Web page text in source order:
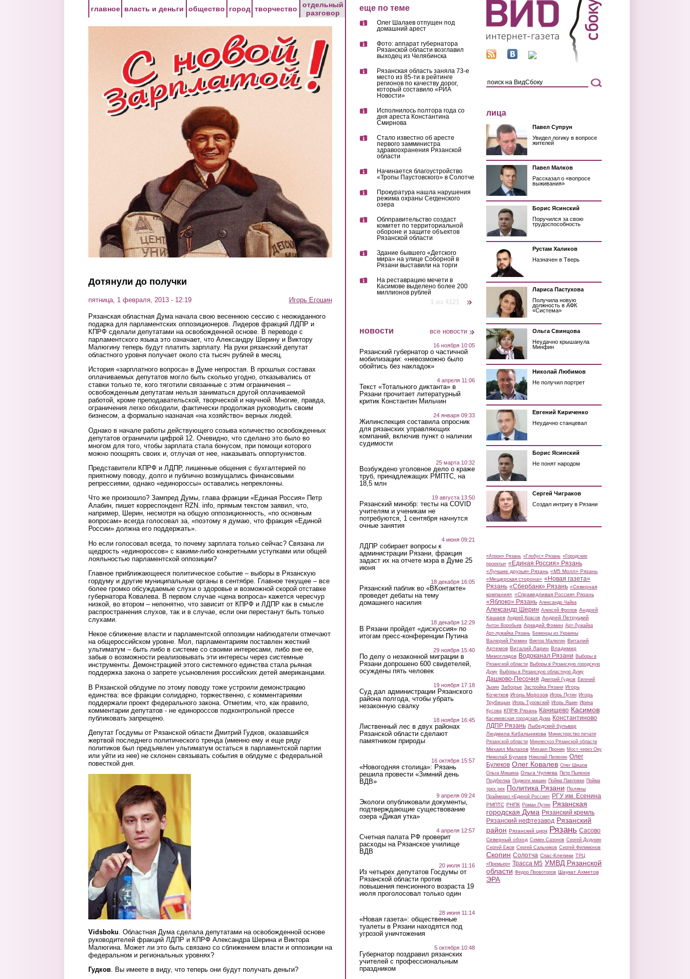
главное власть и деньги общество город творчество
отдельный
разговор
Дотянули до получки
пятница, 1 февраля, 2013 - 12:19 Игорь Егошин
Рязанская областная Дума начала свою весеннюю сессию с неожиданного
подарка для парламентских оппозиционеров. Лидеров фракций ЛДПР и
КПРФ сделали депутатами на освобожденной основе. В переводе с
парламентского языка это означает, что Александру Шерину и Виктору
Малюгину теперь будут платить зарплату. На руки рязанский депутат
областного уровня получает около ста тысяч рублей в месяц.
История «зарплатного вопроса» в Думе непростая. В прошлых составах
оплачиваемых депутатов могло быть сколько угодно, отказывались от
ставки только те, кого тяготили связанные с этим ограничения –
освобожденным депутатам нельзя заниматься другой оплачиваемой
работой, кроме преподавательской, творческой и научной. Многие, правда,
ограничения легко обходили, фактически продолжая руководить своим
бизнесом, а формально назначая «на хозяйство» верных людей.
Однако в начале работы действующего созыва количество освобожденных
депутатов ограничили цифрой 12. Очевидно, что сделано это было во
многом для того, чтобы зарплата стала бонусом, при помощи которого
можно поощрять своих и, отлучая от нее, наказывать оппортунистов.
Представители КПРФ и ЛДПР, лишенные общения с бухгалтерией по
приятному поводу, долго и публично возмущались финансовыми
репрессиями, однако «единороссы» оставались непреклонны.
Что же произошло? Зампред Думы, глава фракции «Единая Россия» Петр
Алабин, пишет корреспондент RZN. info, прямым текстом заявил, что,
например, Шерин, несмотря на общую оппозиционность, «по основным
вопросам» всегда голосовал за, «поэтому я думаю, что фракция «Единой
России» должна его поддержать».
Но если голосовал всегда, то почему зарплата только сейчас? Связана ли
щедрость «единороссов» с какими-либо конкретными уступками или общей
лояльностью парламентской оппозиции?
Главное приближающееся политическое событие – выборы в Рязанскую
гордуму и другие муниципальные органы в сентябре. Главное текущее – все
более громко обсуждаемые слухи о здоровье и возможной скорой отставке
губернатора Ковалева. В первом случае «цена вопроса» кажется чересчур
низкой, во втором – непонятно, что зависит от КПРФ и ЛДПР как в смысле
распространения слухов, так и в случае, если они перестанут быть только
слухами.
Некое сближение власти и парламентской оппозиции наблюдатели отмечают
на общероссийском уровне. Мол, парламентариям поставлен жесткий
ультиматум – быть либо в системе со своими интересами, либо вне ее,
забыв о возможности реализовывать эти интересы через системные
инструменты. Демонстрацией этого системного единства стала рьяная
поддержка закона о запрете усыновления российских детей американцами.
В Рязанской облдуме по этому поводу тоже устроили демонстрацию
единства: все фракции солидарно, торжественно, с комментариями
поддержали проект федерального закона. Отметим, что, как правило,
комментарии депутатов - не единороссов подконтрольной прессе
публиковать запрещено.
Депутат Госдумы от Рязанской области Дмитрий Гудков, оказавшийся
жертвой последнего политического тренда (именно ему и еще ряду
политиков был предъявлен ультиматум остаться в парламентской партии
или уйти из нее) не склонен связывать события в облдуме с федеральной
повесткой дня.
Vidsboku . Областная Дума сделала депутатами на освобожденной основе
руководителей фракций ЛДПР и КПРФ Александра Шерина и Виктора
Малюгина. Может ли это быть связано со сближением власти и оппозиции на
федеральном и региональных уровнях?
Гудков . Вы имеете в виду, что теперь они будут получать деньги?
еще по теме
Олег Шалаев отпущен под
домашний арест
Фото: аппарат губернатора
Рязанской области возглавил
выходец из Челябинска
Рязанская область заняла 73-е
место из 85-ти в рейтинге
регионов по качеству дорог,
который составило «РИА
Новости»
Исполнилось полтора года со
дня ареста Константина
Смирнова
Стало известно об аресте
первого замминистра
здравоохранения Рязанской
области
Начинается благоустройство
«Тропы Паустовского» в Солотче
Прокуратура нашла нарушения
режима охраны Сегденского
озера
Облправительство создаст
комитет по территориальной
обороне и защите объектов
Рязанской области
Здание бывшего «Детского
мира» на улице Соборной в
Рязани выставили на торги
На реставрацию мечети в
Касимове выделено более 200
миллионов рублей
1 из 4121
новости все новости
16 ноября 10:05
Рязанский губернатор о частичной
мобилизации: «невозможно было
обойтись без накладок»
4 апреля 11:06
Текст «Тотального диктанта» в
Рязани прочитает литературный
критик Константин Мильчин
24 января 09:33
Жилинспекция составила опросник
для рязанских управляющих
компаний, включив пункт о наличии
судимости
25 марта 10:32
Возбуждено уголовное дело о краже
труб, принадлежащих РМПТС, на
18,5 млн
19 августа 13:50
Рязанский минобр: тесты на COVID
учителям и ученикам не
потребуются, 1 сентября начнутся
очные занятия
4 июня 09:21
ЛДПР собирает вопросы к
администрации Рязани, фракция
задаст их на отчете мэра в Думе 25
июня
18 декабря 16:05
Рязанский паблик во «ВКонтакте»
проведет дебаты на тему
домашнего насилия
18 декабря 12:29
В Рязани пройдет «дискуссия» по
итогам пресс-конференции Путина
29 ноября 15:40
По делу о незаконной миграции в
Рязани допрошено 600 свидетелей,
осуждены пять человек
19 ноября 17:18
Суд дал администрации Рязанского
района полгода, чтобы убрать
незаконную свалку
18 ноября 16:45
Лиственный лес в двух районах
Рязанской области сделают
памятником природы
16 октября 15:57
«Новогодняя столица»: Рязань
решила провести «Зимний день
ВДВ»
9 апреля 09:24
Экологи опубликовали документы,
подтверждающие существование
озера «Дикая утка»
4 апреля 12:57
Счетная палата РФ проверит
расходы на Рязанское училище
ВДВ
20 июля 11:16
Из четырех депутатов Госдумы от
Рязанской области против
повышения пенсионного возраста 19
июля проголосовал только один
28 июня 11:14
«Новая газета»: общественные
туалеты в Рязани находятся под
угрозой уничтожения
5 октября 10:48
Губернатор поздравил рязанских
учителей с профессиональным
праздником
лица
Павел Супрун
Увидел логику в вопросе
жителей
Павел Малков
Рассказал о «вопросе
выживания»
Борис Ясинский
Поручился за свою
трудоспособность
Рустам Халиков
Назначен в Тверь
Лариса Пастухова
Получила новую
должность в АФК
«Система»
Ольга Свинцова
Неудачно крышанула
Минфин
Николай Любимов
Не получил портрет
Евгений Кириченко
Неудачно станцевал
Борис Ясинский
Не понят народом
Сергей Чиграков
Создал интригу в Рязани
«Атрон» Рязань «Глобус» Рязань «Городские
проекты» «Единая Россия» Рязань
«Лучшие друзья» Рязань «М5 Молл» Рязань
«Мещерская сторона» «Новая газета»
Рязань «Сбербанк» Рязань «Северная
компания» «Справедливая Россия» Рязань
«Яблоко» Рязань Александр Чайка
Александр Шерин Алексей Фролов Андрей
Кашаев Андрей Красов Андрей Петруцкий
Антон Воробьев Аркадий Фомин Арт-Лужайка
Арт-лужайка Рязань Беженцы из Украины
Валерий Рюмин Виктор Малюгин Виталий
Артемов Виталий Ларин Владимир
Мимоглядов Водоканал Рязани Выборы в
Рязанской области Выборы в Рязанскую городскую
Думу Выборы в Рязанскую областную Думу
Дашково-Песочня Дмитрий Гудков Евгений
Зызин Заборье Застройка Рязани Игорь
Кочетков Игорь Морозов Игорь Путин Игорь
Трубицын Игорь Туровский Игорь Яшин Ирина
Кусова КПРФ Рязань Канищево Касимов
Касимовская городская Дума Константиново
ЛДПР Рязань Лыбедский бульвар
Людмила Кибальникова Министерство печати
Рязанской области Минлесхоз Рязанской области
Михаил Малахов Михаил Пронин Мост через Оку
Николай Булаев Николай Пилюгин Олег
Булеков Олег Ковалев Олег Шишов
Ольга Мишина Ольга Чуляева Петр Пыленок
Подбелка Поджоги машин Пойма Павловки Пойма
трех рек Политика Рязани Поляны
Праймериз «Единой России» РГУ им. Есенина
РМПТС РНПК Роман Путин Рязанская
городская Дума Рязанский кремль
Рязанский нефтезавод Рязанский
район Рязанский цирк Рязань Сасово
Северный обход Семен Сазонов Сергей Дудукин
Сергей Ежов Сергей Сальников Сергей Филимонов
Скопин Солотча Спас-Клепики ТРЦ
«Премьер» Трасса М5 УМВД Рязанской
области Федор Провоторов Шаукат Ахметов
ЭРА